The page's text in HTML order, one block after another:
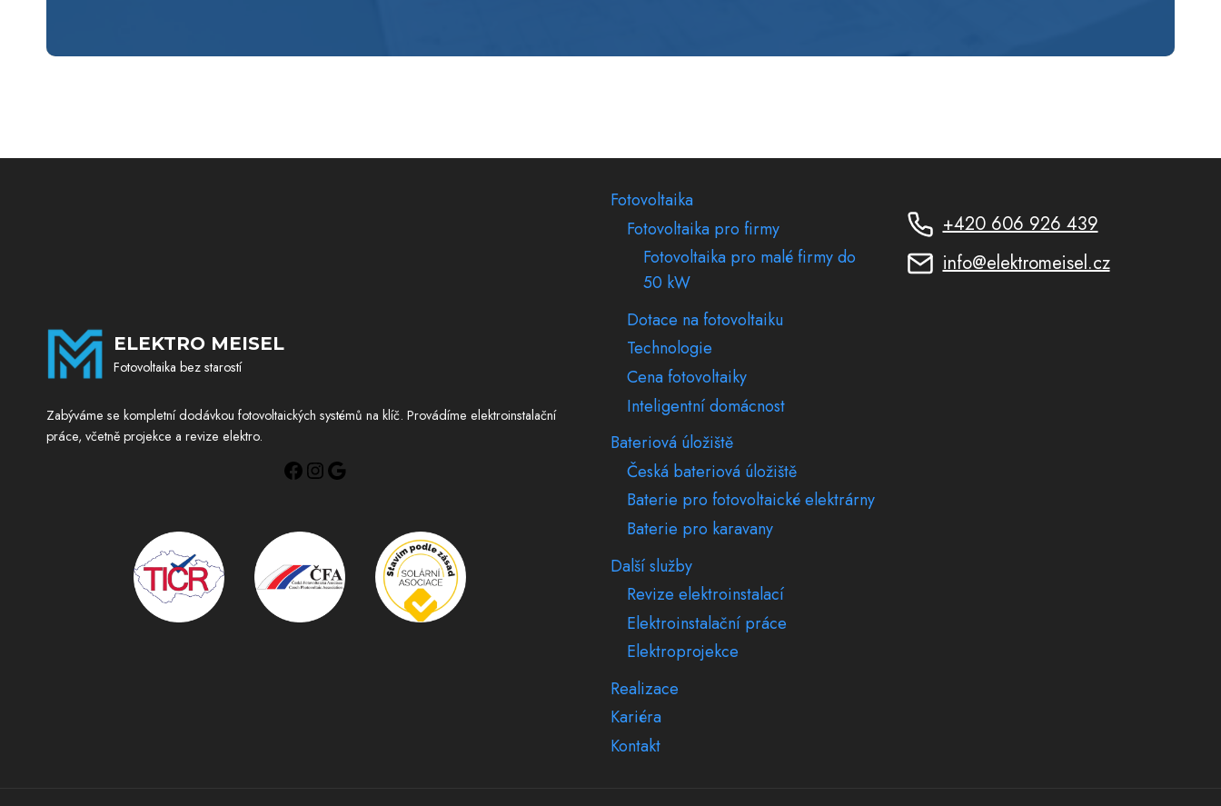
ELEKTRO MEISEL
Fotovoltaika bez starostí
Zabýváme se kompletní dodávkou fotovoltaických systémů na klíč. Provádíme elektroinstalační
práce, včetně projekce a revize elektro.
Facebook
Instagram
Google
Fotovoltaika
Fotovoltaika pro firmy
Fotovoltaika pro malé firmy do
50 kW
Dotace na fotovoltaiku
Technologie
Cena fotovoltaiky
Inteligentní domácnost
Bateriová úložiště
Česká bateriová úložiště
Baterie pro fotovoltaické elektrárny
Baterie pro karavany
Další služby
Revize elektroinstalací
Elektroinstalační práce
Elektroprojekce
Realizace
Kariéra
Kontakt
+420 606 926 439
info@elektromeisel.cz